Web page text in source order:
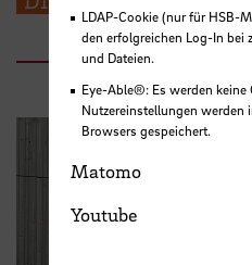
LDAP-Cookie (nur für HSB-
den erfolgreichen Log-In bei
und Dateien.
Eye-Able®: Es werden keine
Nutzereinstellungen werden
Browsers gespeichert.
Matomo
Youtube